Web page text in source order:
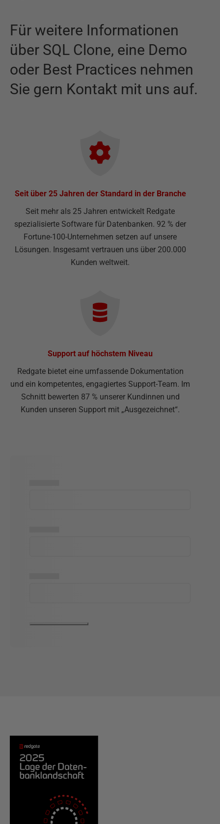
Für weitere Informationen
über SQL Clone, eine Demo
oder Best Practices nehmen
Sie gern Kontakt mit uns auf.
Seit über 25 Jahren der Standard in der Branche
Seit mehr als 25 Jahren entwickelt Redgate
spezialisierte Software für Datenbanken. 92 % der
Fortune-100-Unternehmen setzen auf unsere
Lösungen. Insgesamt vertrauen uns über 200.000
Kunden weltweit.
Support auf höchstem Niveau
Redgate bietet eine umfassende Dokumentation
und ein kompetentes, engagiertes Support-Team. Im
Schnitt bewerten 87 % unserer Kundinnen und
Kunden unseren Support mit „Ausgezeichnet“.